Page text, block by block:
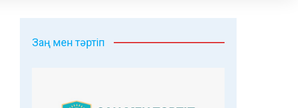
Заң мен тәртіп